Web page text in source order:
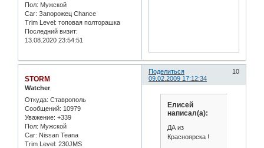
Пол: Мужской
Car: Запорожец Chance
Trim Level: топовая полторашка
Последний визит:
13.08.2020 23:54:51
Поделиться
10
09.02.2009 17:12:34
STORM
Watcher
Откуда: Ставрополь
Сообщений: 10979
Уважение: +339
Пол: Мужской
Car: Nissan Teana
Trim Level: 230JMS
Елисей
написал(а):
ДА из
Красноярска !